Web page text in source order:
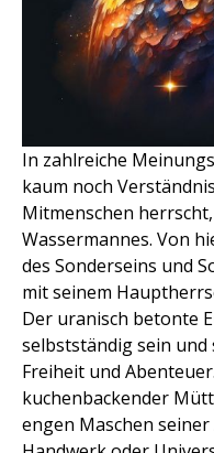
In zahlreiche
kaum noch
Mitmenschen
Wassermannes. Von
des Sonderseins und
mit seinem
Der uranisch betonte
selbstständig sein
Freiheit und
kuchenbackender
engen Maschen